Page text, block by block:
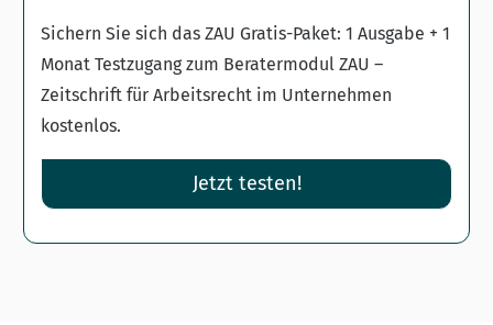
Sichern Sie sich das ZAU Gratis-Paket: 1 Ausgabe + 1
Monat Testzugang zum Beratermodul ZAU –
Zeitschrift für Arbeitsrecht im Unternehmen
kostenlos.
Jetzt testen!